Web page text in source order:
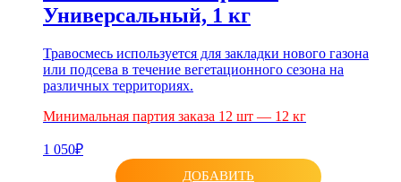
Универсальный, 1 кг
Травосмесь используется для закладки нового газона
или подсева в течение вегетационного сезона на
различных территориях.
Минимальная партия заказа 12 шт — 12 кг
1 050₽
ДОБАВИТЬ